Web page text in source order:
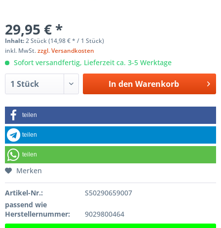
29,95 € *
Inhalt:2 Stück (14,98 € * / 1 Stück)
inkl. MwSt.zzgl. Versandkosten
Sofort versandfertig, Lieferzeit ca. 3-5 Werktage
In den Warenkorb
teilen
teilen
teilen
Merken
Artikel-Nr.:
S50290659007
passend wie
Herstellernummer:
9029800464